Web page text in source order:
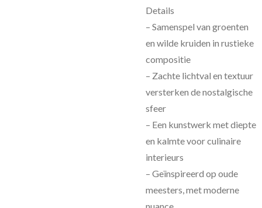
Details
– Samenspel van groenten
en wilde kruiden in rustieke
compositie
– Zachte lichtval en textuur
versterken de nostalgische
sfeer
– Een kunstwerk met diepte
en kalmte voor culinaire
interieurs
– Geïnspireerd op oude
meesters, met moderne